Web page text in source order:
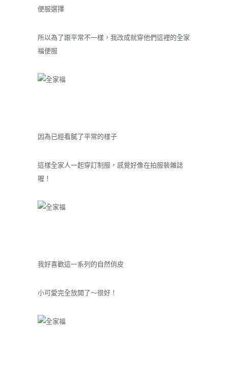
便服選擇
所以為了跟平常不一樣，我改成就穿他們這裡的全家
福便服
因為已經看膩了平常的樣子
這樣全家人一起穿訂制服，感覺好像在拍服裝雜誌
喔！
我好喜歡這一系列的自然俏皮
小可愛完全放開了～很好！